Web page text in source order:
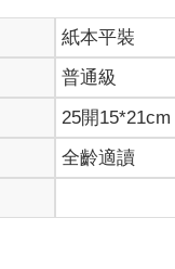
紙本平裝
普通級
25開15*21cm
全齡適讀